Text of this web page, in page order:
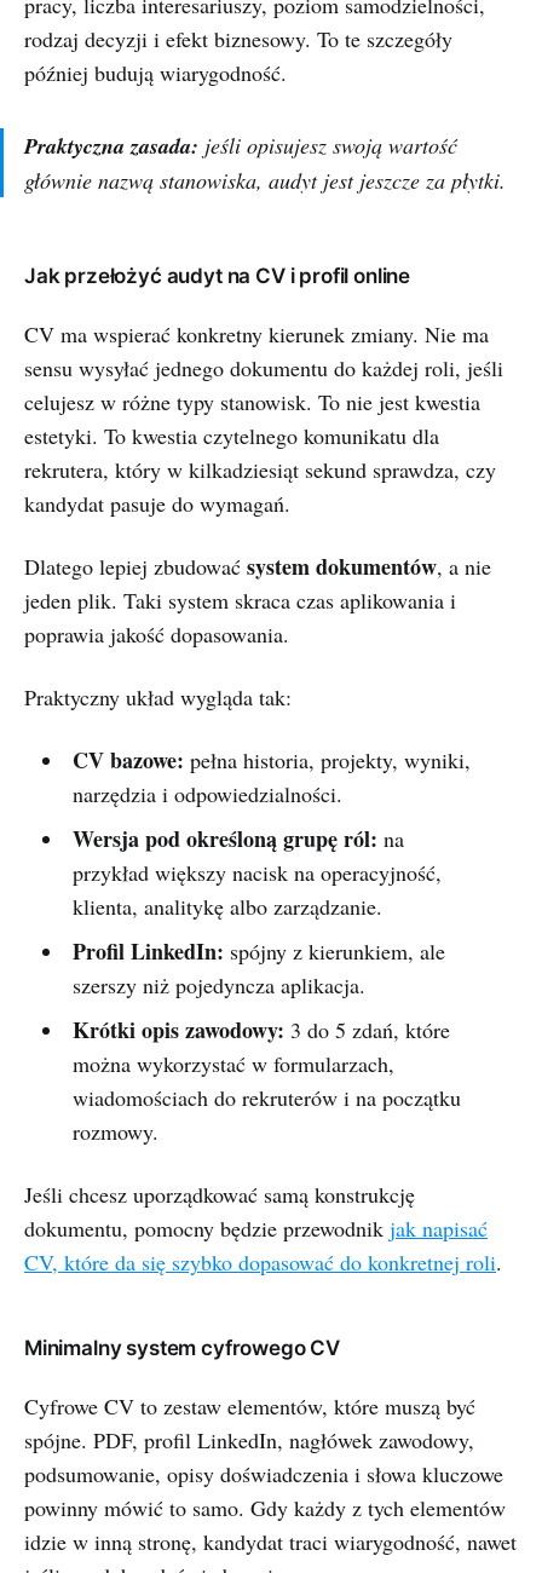
rodzaj decyzji i efekt biznesowy. To te szczegóły
później budują wiarygodność.
Praktyczna zasada: jeśli opisujesz swoją wartość
głównie nazwą stanowiska, audyt jest jeszcze za płytki.
Jak przełożyć audyt na CV i profil online
CV ma wspierać konkretny kierunek zmiany. Nie ma
sensu wysyłać jednego dokumentu do każdej roli, jeśli
celujesz w różne typy stanowisk. To nie jest kwestia
estetyki. To kwestia czytelnego komunikatu dla
rekrutera, który w kilkadziesiąt sekund sprawdza, czy
kandydat pasuje do wymagań.
Dlatego lepiej zbudować system dokumentów, a nie
jeden plik. Taki system skraca czas aplikowania i
poprawia jakość dopasowania.
Praktyczny układ wygląda tak:
CV bazowe: pełna historia, projekty, wyniki,
narzędzia i odpowiedzialności.
Wersja pod określoną grupę ról: na
przykład większy nacisk na operacyjność,
klienta, analitykę albo zarządzanie.
Profil LinkedIn: spójny z kierunkiem, ale
szerszy niż pojedyncza aplikacja.
Krótki opis zawodowy: 3 do 5 zdań, które
można wykorzystać w formularzach,
wiadomościach do rekruterów i na początku
rozmowy.
Jeśli chcesz uporządkować samą konstrukcję
dokumentu, pomocny będzie przewodnik jak napisać
CV, które da się szybko dopasować do konkretnej roli.
Minimalny system cyfrowego CV
Cyfrowe CV to zestaw elementów, które muszą być
spójne. PDF, profil LinkedIn, nagłówek zawodowy,
podsumowanie, opisy doświadczenia i słowa kluczowe
powinny mówić to samo. Gdy każdy z tych elementów
idzie w inną stronę, kandydat traci wiarygodność, nawet